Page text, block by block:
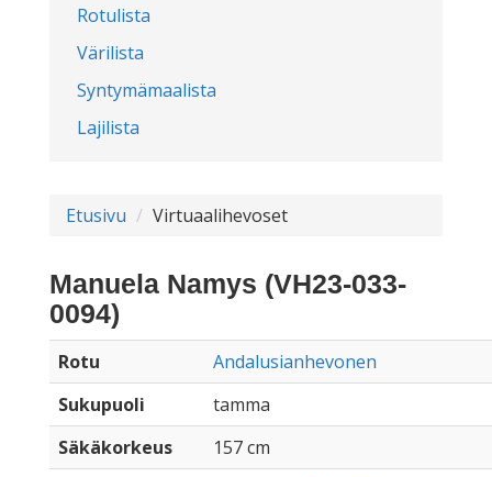
Rotulista
Värilista
Syntymämaalista
Lajilista
Etusivu Virtuaalihevoset
Manuela Namys (VH23-033-
0094)
Rotu
Andalusianhevonen
Sukupuoli
tamma
Säkäkorkeus
157 cm